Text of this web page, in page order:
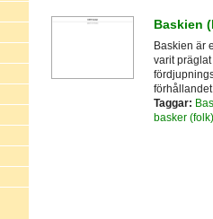
Baskien
Baskien är
varit
Taggar:
basker (folk)